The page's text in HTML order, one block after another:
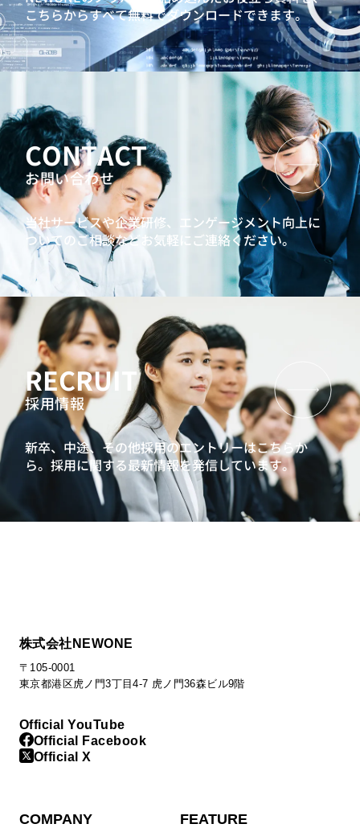
こちらからすべて無料でダウンロードできます。
CONTACT
お問い合わせ
当社サービスや企業研修、エンゲージメント向上に
ついてのご相談などお気軽にご連絡ください。
RECRUIT
採用情報
新卒、中途、その他採用のエントリーはこちらか
ら。採用に関する最新情報を発信しています。
株式会社NEWONE
〒105-0001
東京都港区虎ノ門3丁目4-7 虎ノ門36森ビル9階
Official YouTube
Official Facebook
Official X
COMPANY FEATURE